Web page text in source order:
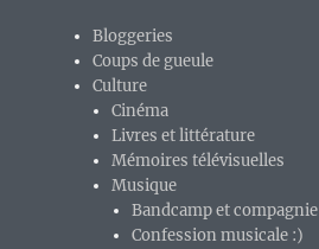
Bloggeries
Coups de gueule
Culture
Cinéma
Livres et littérature
Mémoires télévisuelles
Musique
Bandcamp et compagnie
Confession musicale :)